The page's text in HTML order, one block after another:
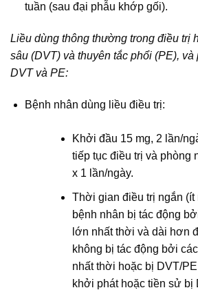
tuần (sau đại phẫu khớp gối).
Liều dùng thông thường trong điều trị
sâu (DVT) và thuyên tắc phổi (PE),
DVT và PE:
Bệnh nhân dùng liều điều trị:
Khởi đầu 15 mg, 2 lần/
tiếp tục điều trị và phòng
x 1 lần/ngày.
Thời gian điều trị ngắn (ít
bệnh nhân bị tác động
lớn nhất thời và dài hơn
không bị tác động bởi
nhất thời hoặc bị DVT/
khởi phát hoặc tiền sử bị